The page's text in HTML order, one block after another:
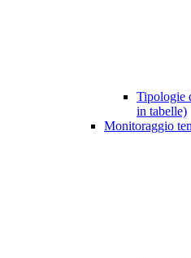
Tipologie
in tabelle)
Monitoraggio